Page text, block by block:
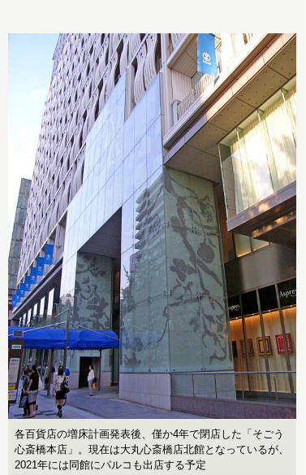
各百貨店の増床計画発表後、僅か4年で閉店した「そごう
心斎橋本店」。現在は大丸心斎橋店北館となっているが、
2021年には同館にパルコも出店する予定